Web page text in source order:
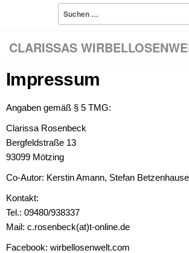
CLARISSAS
Impressum
Angaben gemäß § 5 TMG:
Clarissa Rosenbeck
Bergfeldstraße 13
93099 Mötzing
Co-Autor: Kerstin Amann, Stefan
Kontakt:
Tel.: 09480/938337
Mail: c.rosenbeck(at)t-online.de
Facebook: wirbellosenwelt.com